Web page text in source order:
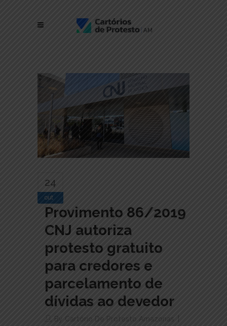
24
out
Provimento 86/2019
CNJ autoriza
protesto gratuito
para credores e
parcelamento de
dívidas ao devedor
By Cartório De Protesto Amazonas